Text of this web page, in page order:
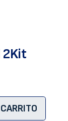
2Kit